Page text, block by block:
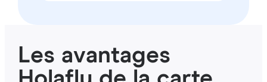
Les avantages